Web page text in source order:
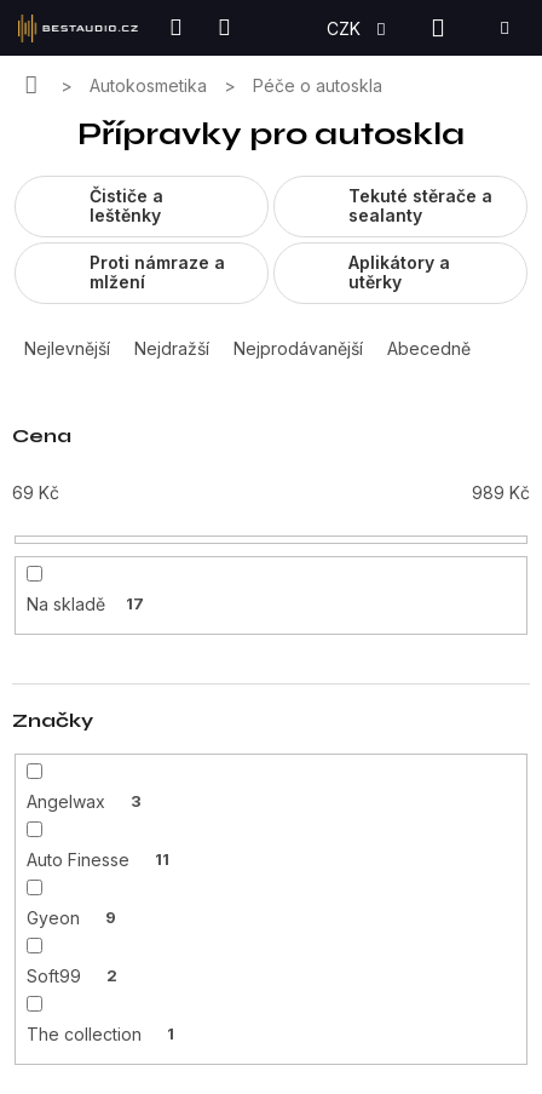
Přejít
obsah
CZK
KOŠÍK
DomůAutokosmetika Péče o autoskla
Přípravky pro autoskla
Čističe a
leštěnky
Tekuté stěrače a
sealanty
Proti námraze a
mlžení
Aplikátory a
utěrky
a
n
í
r
o
d
u
t
Nejlevnější Nejdražší Nejprodávanější Abecedně
Cena
69 Kč 989 Kč
Na skladě 17
Značky
Angelwax 3
Auto Finesse 11
Gyeon 9
Soft99 2
The collection 1